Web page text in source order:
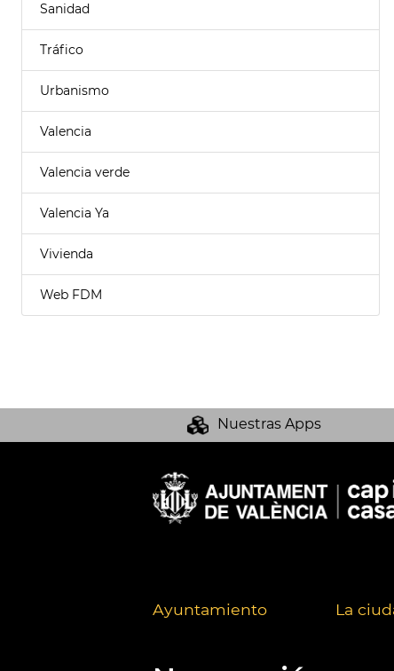
Sanidad
Tráfico
Urbanismo
Valencia
Valencia verde
Valencia Ya
Vivienda
Web FDM
Nuestras Apps
Ayuntamiento La